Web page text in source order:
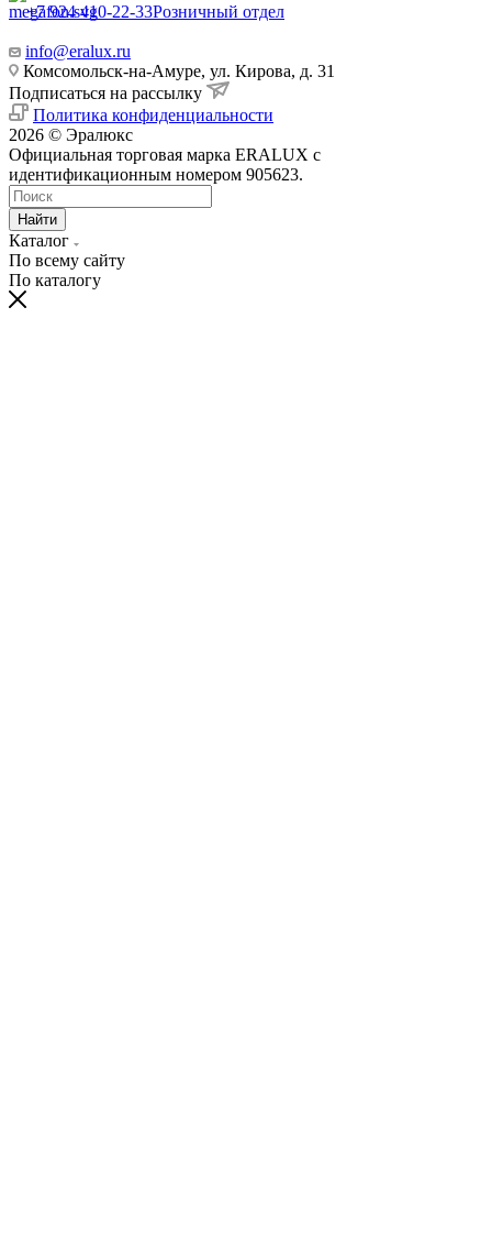
+7 924 410-22-33Розничный отдел
info@eralux.ru
Комсомольск-на-Амуре, ул. Кирова, д. 31
Подписаться на рассылку
Политика конфиденциальности
2026 © Эралюкс
Официальная торговая марка ERALUX с
идентификационным номером 905623.
Найти
Каталог
По всему сайту
По каталогу